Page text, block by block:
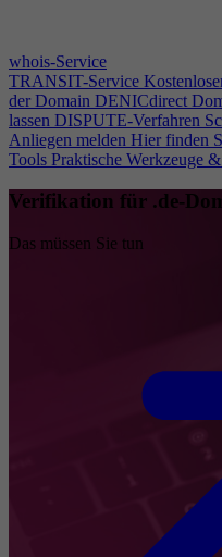
whois-Service
TRANSIT-Service
der Domain DENICdirect
lassen DISPUTE-Verfahren
Anliegen melden Hier finden
Tools Praktische Werkzeuge
Verifikation für .de-
Das müssen Sie tun